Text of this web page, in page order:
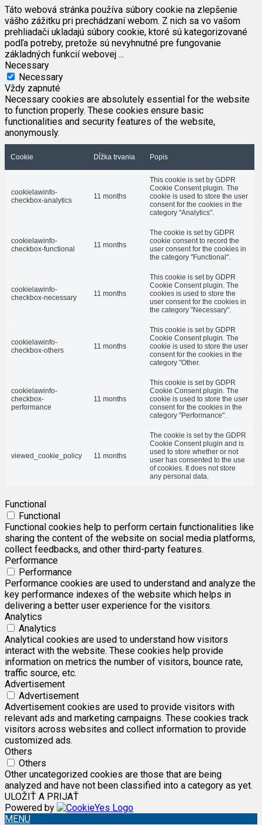
Táto webová stránka používa súbory cookie na zlepšenie
vášho zážitku pri prechádzaní webom. Z nich sa vo vašom
prehliadači ukladajú súbory cookie, ktoré sú kategorizované
podľa potreby, pretože sú nevyhnutné pre fungovanie
základných funkcií webovej ...
Necessary
Necessary
Vždy zapnuté
Necessary cookies are absolutely essential for the website
to function properly. These cookies ensure basic
functionalities and security features of the website,
anonymously.
Cookie Dĺžka trvania Popis
cookielawinfo-
checkbox-analytics
11 months
This cookie is set by GDPR
Cookie Consent plugin. The
cookie is used to store the user
consent for the cookies in the
category "Analytics".
cookielawinfo-
checkbox-functional
11 months
The cookie is set by GDPR
cookie consent to record the
user consent for the cookies in
the category "Functional".
cookielawinfo-
checkbox-necessary
11 months
This cookie is set by GDPR
Cookie Consent plugin. The
cookies is used to store the
user consent for the cookies in
the category "Necessary".
cookielawinfo-
checkbox-others
11 months
This cookie is set by GDPR
Cookie Consent plugin. The
cookie is used to store the user
consent for the cookies in the
category "Other.
cookielawinfo-
checkbox-
performance
11 months
This cookie is set by GDPR
Cookie Consent plugin. The
cookie is used to store the user
consent for the cookies in the
category "Performance".
viewed_cookie_policy 11 months
The cookie is set by the GDPR
Cookie Consent plugin and is
used to store whether or not
user has consented to the use
of cookies. It does not store
any personal data.
Functional
Functional
Functional cookies help to perform certain functionalities like
sharing the content of the website on social media platforms,
collect feedbacks, and other third-party features.
Performance
Performance
Performance cookies are used to understand and analyze the
key performance indexes of the website which helps in
delivering a better user experience for the visitors.
Analytics
Analytics
Analytical cookies are used to understand how visitors
interact with the website. These cookies help provide
information on metrics the number of visitors, bounce rate,
traffic source, etc.
Advertisement
Advertisement
Advertisement cookies are used to provide visitors with
relevant ads and marketing campaigns. These cookies track
visitors across websites and collect information to provide
customized ads.
Others
Others
Other uncategorized cookies are those that are being
analyzed and have not been classified into a category as yet.
ULOŽIŤ A PRIJAŤ
Powered by
MENU